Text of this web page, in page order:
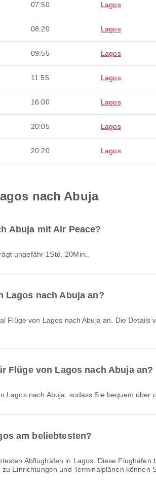
07:50 Lagos
08:20 Lagos
09:55 Lagos
11:55 Lagos
16:00 Lagos
20:05 Lagos
20:20 Lagos
nach Abuja
Abuja mit Air Peace?
ungefähr 1Std. 20Min..
Lagos nach Abuja an?
Flüge von Lagos nach Abuja an?
Lagos nach Abuja, sodass Sie bequem
am beliebtesten?
Abflughäfen in Lagos. Diese
Einrichtungen und Terminalplänen können